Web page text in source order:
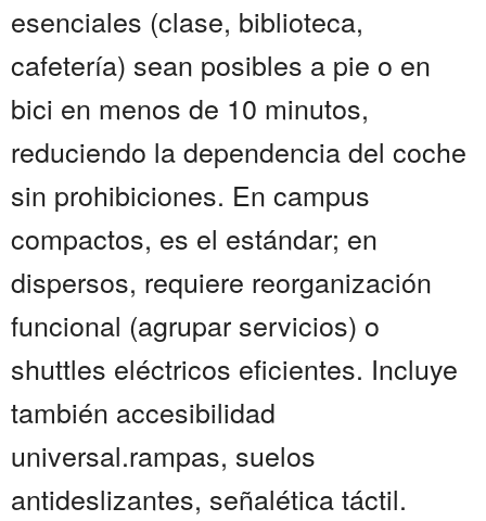
esenciales (clase, biblioteca,
cafetería) sean posibles a pie o en
bici en menos de 10 minutos,
reduciendo la dependencia del coche
sin prohibiciones. En campus
compactos, es el estándar; en
dispersos, requiere reorganización
funcional (agrupar servicios) o
shuttles eléctricos eficientes. Incluye
también accesibilidad
universal.rampas, suelos
antideslizantes, señalética táctil.